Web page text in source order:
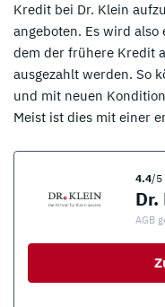
Kredit bei Dr. Klein
angeboten. Es wird
dem der frühere Kredit
ausgezahlt werden. So
und mit neuen
Meist ist dies mit einer
4.4/5
AGB